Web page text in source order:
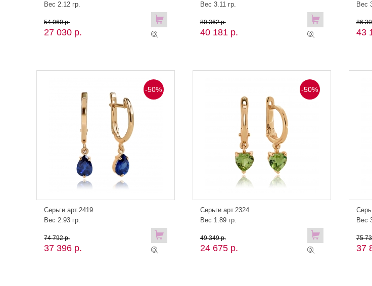
Вес 2.12 гр.
27 030 р.
54 060 р.
Вес 3.11 гр.
40 181 р.
80 362 р.
Вес
43
86
-50%
Серьги арт.2419
Вес 2.93 гр.
37 396 р.
74 792 р.
-50%
Серьги арт.2324
Вес 1.89 гр.
24 675 р.
49 349 р.
Вес
37
75